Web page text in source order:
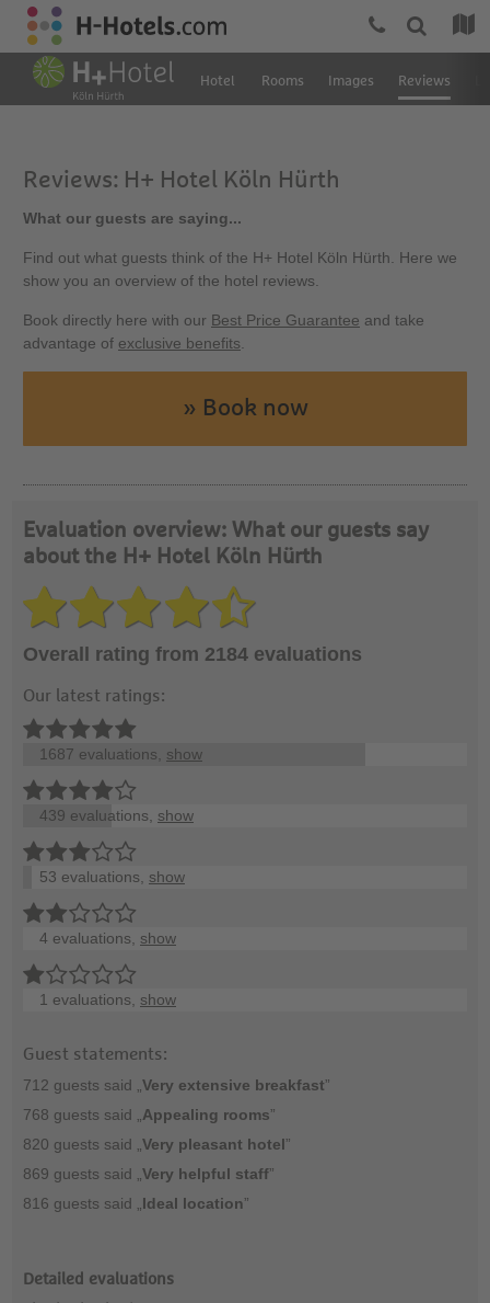
Hotel Rooms Images Reviews
Reviews: H+ Hotel Köln Hürth
What our guests are saying...
Find out what guests think of the H+ Hotel Köln Hürth. Here we
show you an overview of the hotel reviews.
Book directly here with our Best Price Guarantee and take
advantage of exclusive benefits
» Book now
Evaluation overview: What our guests say
about the H+ Hotel Köln Hürth
Overall rating from 2184 evaluations
Our latest ratings:
1687 evaluations, show
439 evaluations, show
53 evaluations, show
4 evaluations, show
1 evaluations, show
Guest statements:
712 guests said „ Very extensive breakfast”
768 guests said „ Appealing rooms”
820 guests said „ Very pleasant hotel”
869 guests said „ Very helpful staff”
816 guests said „ Ideal location”
Detailed evaluations